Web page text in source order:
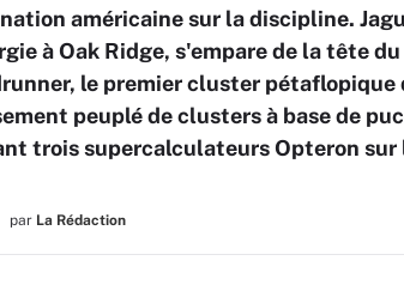
américaine sur la discipline.
à Oak Ridge, s'empare de la tête
le premier cluster pétaflopique
peuplé de clusters à base de
trois supercalculateurs Opteron sur
par La Rédaction